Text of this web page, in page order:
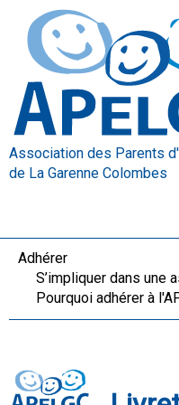
Association des Parents
de La Garenne Colombes
Adhérer
S’impliquer dans une
Pourquoi adhérer à